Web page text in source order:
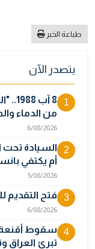
طباعة الخبر
يتصدر الآن
1
8
من الدماء
6/08/2026
2
السيادة تحت
أم يكتفي
5/08/2026
3 فتح التقديم للدورة (32)
6/08/2026
4
سقوط أقنعة
تبرئ